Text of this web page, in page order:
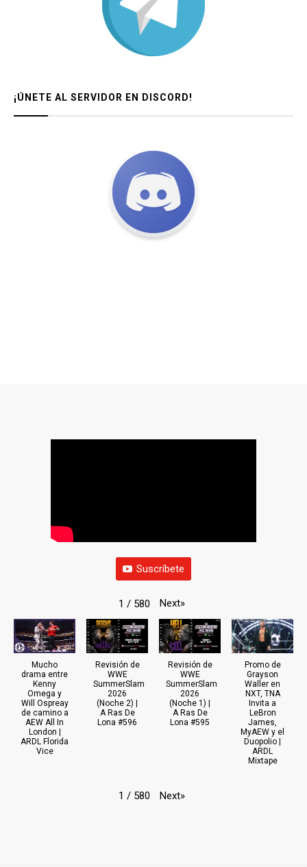
¡ÚNETE AL SERVIDOR EN DISCORD!
Suscríbete
1 / 580 Next»
Mucho
drama entre
Kenny
Omega y
Will Ospreay
de camino a
AEW All In
London |
ARDL Florida
Vice
Revisión de
WWE
SummerSlam
2026
(Noche 2) |
A Ras De
Lona #596
Revisión de
WWE
SummerSlam
2026
(Noche 1) |
A Ras De
Lona #595
Promo de
Grayson
Waller en
NXT, TNA
Invita a
LeBron
James,
MyAEW y el
Duopolio |
ARDL
Mixtape
1 / 580 Next»